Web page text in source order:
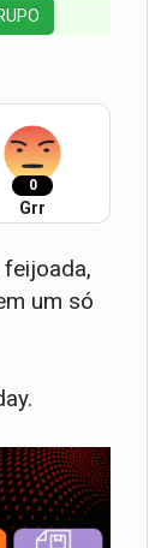
0
Grr
um só